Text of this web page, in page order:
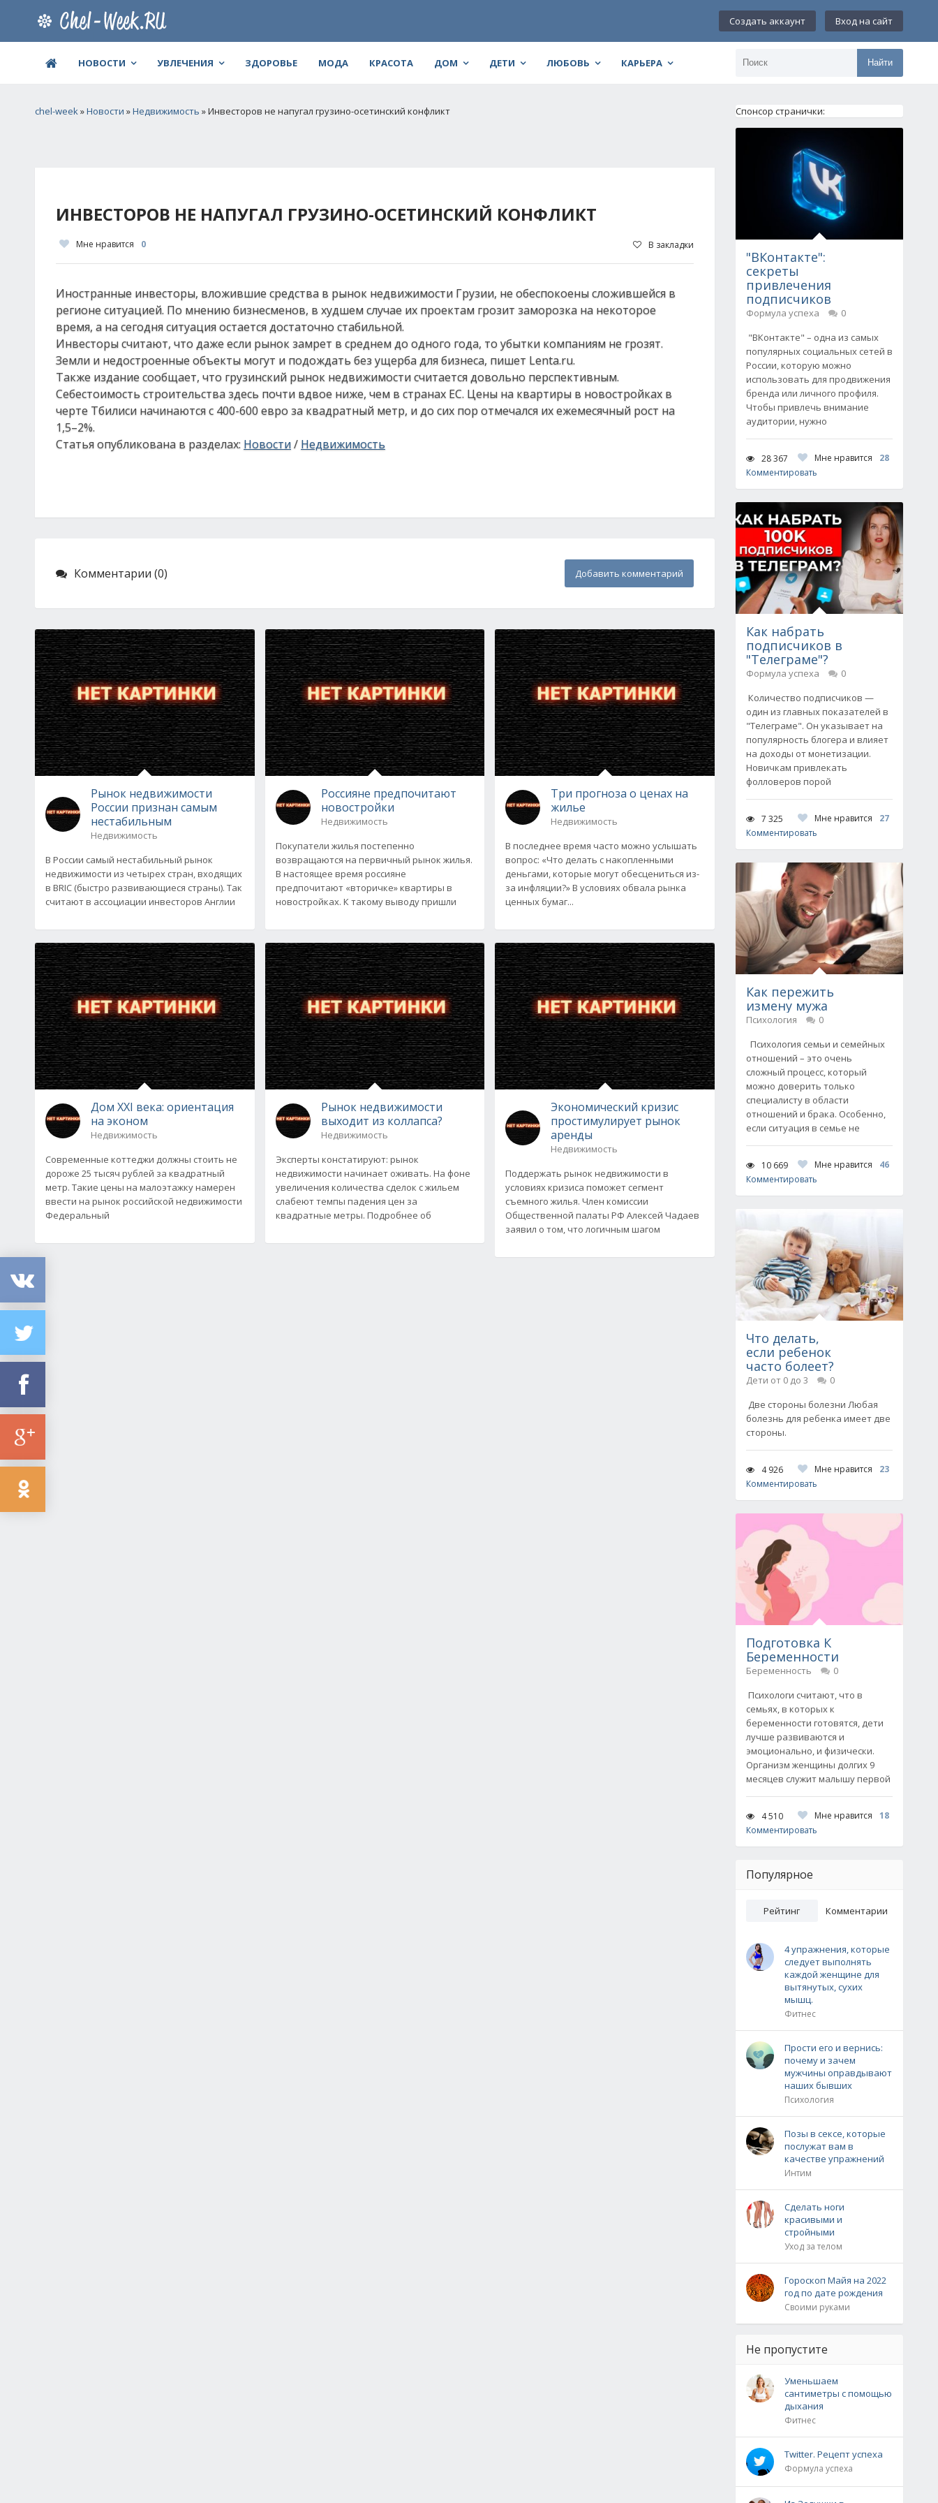
Создать аккаунт Вход на сайт
НОВОСТИ УВЛЕЧЕНИЯ ЗДОРОВЬЕ МОДА КРАСОТА ДОМ ДЕТИ ЛЮБОВЬ КАРЬЕРА Найти
chel-week»Новости »Недвижимость » Инвесторов не напугал грузино-осетинский конфликт
ИНВЕСТОРОВ НЕ НАПУГАЛ ГРУЗИНО-ОСЕТИНСКИЙ КОНФЛИКТ
Мне нравится 0 В закладки
Иностранные инвесторы, вложившие средства в рынок недвижимости Грузии, не обеспокоены сложившейся в
регионе ситуацией. По мнению бизнесменов, в худшем случае их проектам грозит заморозка на некоторое
время, а на сегодня ситуация остается достаточно стабильной.
Инвесторы считают, что даже если рынок замрет в среднем до одного года, то убытки компаниям не грозят.
Земли и недостроенные объекты могут и подождать без ущерба для бизнеса, пишет Lenta.ru.
Также издание сообщает, что грузинский рынок недвижимости считается довольно перспективным.
Себестоимость строительства здесь почти вдвое ниже, чем в странах ЕС. Цены на квартиры в новостройках в
черте Тбилиси начинаются с 400-600 евро за квадратный метр, и до сих пор отмечался их ежемесячный рост на
1,5–2%.
Статья опубликована в разделах: Новости/ Недвижимость
Комментарии (0) Добавить комментарий
Рынок недвижимости
России признан самым
нестабильным
Недвижимость
В России самый нестабильный рынок
недвижимости из четырех стран, входящих
в BRIC (быстро развивающиеся страны). Так
считают в ассоциации инвесторов Англии
Дом XXI века: ориентация
на эконом
Недвижимость
Современные коттеджи должны стоить не
дороже 25 тысяч рублей за квадратный
метр. Такие цены на малоэтажку намерен
ввести на рынок российской недвижимости
Федеральный
Россияне предпочитают
новостройки
Недвижимость
Покупатели жилья постепенно
возвращаются на первичный рынок жилья.
В настоящее время россияне
предпочитают «вторичке» квартиры в
новостройках. К такому выводу пришли
Рынок недвижимости
выходит из коллапса?
Недвижимость
Эксперты констатируют: рынок
недвижимости начинает оживать. На фоне
увеличения количества сделок с жильем
слабеют темпы падения цен за
квадратные метры. Подробнее об
Три прогноза о ценах на
жилье
Недвижимость
В последнее время часто можно услышать
вопрос: «Что делать с накопленными
деньгами, которые могут обесцениться из-
за инфляции?» В условиях обвала рынка
ценных бумаг...
Экономический кризис
простимулирует рынок
аренды
Недвижимость
Поддержать рынок недвижимости в
условиях кризиса поможет сегмент
съемного жилья. Член комиссии
Общественной палаты РФ Алексей Чадаев
заявил о том, что логичным шагом
Спонсор странички:
"ВКонтакте":
секреты
привлечения
подписчиков
Формула успеха
0
"ВКонтакте" – одна из самых
популярных социальных сетей в
России, которую можно
использовать для продвижения
бренда или личного профиля.
Чтобы привлечь внимание
аудитории, нужно
28 367 Мне нравится
28
Комментировать
Как набрать
подписчиков в
"Телеграме"?
Формула успеха
0
Количество подписчиков —
один из главных показателей в
"Телеграме". Он указывает на
популярность блогера и влияет
на доходы от монетизации.
Новичкам привлекать
фолловеров порой
7 325 Мне нравится
27
Комментировать
Как пережить
измену мужа
Психология
0
Психология семьи и семейных
отношений – это очень
сложный процесс, который
можно доверить только
специалисту в области
отношений и брака. Особенно,
если ситуация в семье не
10 669 Мне нравится
46
Комментировать
Что делать,
если ребенок
часто болеет?
Дети от 0 до 3
0
Две стороны болезни Любая
болезнь для ребенка имеет две
стороны.
4 926 Мне нравится
23
Комментировать
Подготовка К
Беременности
Беременность
0
Психологи считают, что в
семьях, в которых к
беременности готовятся, дети
лучше развиваются и
эмоционально, и физически.
Организм женщины долгих 9
месяцев служит малышу первой
4 510 Мне нравится
18
Комментировать
Популярное
Рейтинг Комментарии
4 упражнения, которые
следует выполнять
каждой женщине для
вытянутых, сухих
мышц.
Фитнес
Прости его и вернись:
почему и зачем
мужчины оправдывают
наших бывших
Психология
Позы в сексе, которые
послужат вам в
качестве упражнений
Интим
Сделать ноги
красивыми и
стройными
Уход за телом
Гороскоп Майя на 2022
год по дате рождения
Своими руками
Не пропустите
Уменьшаем
сантиметры с помощью
дыхания
Фитнес
Twitter. Рецепт успеха
Формула успеха